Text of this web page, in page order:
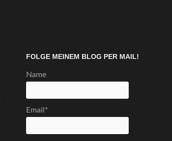
FOLGE MEINEM BLOG PER MAIL!
Name
Email*